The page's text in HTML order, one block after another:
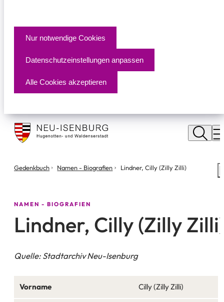
Nur notwendige Cookies
Datenschutzeinstellungen anpassen
Alle Cookies akzeptieren
Stadt
Neu
Isenburg
SieGedenkbuch Namen - Biografien Lindner, Cilly (Zilly Zilli)
NAMEN - BIOGRAFIEN
Lindner, Cilly (Zilly
Quelle: Stadtarchiv Neu-Isenburg
Vorname Cilly (Zilly Zilli)